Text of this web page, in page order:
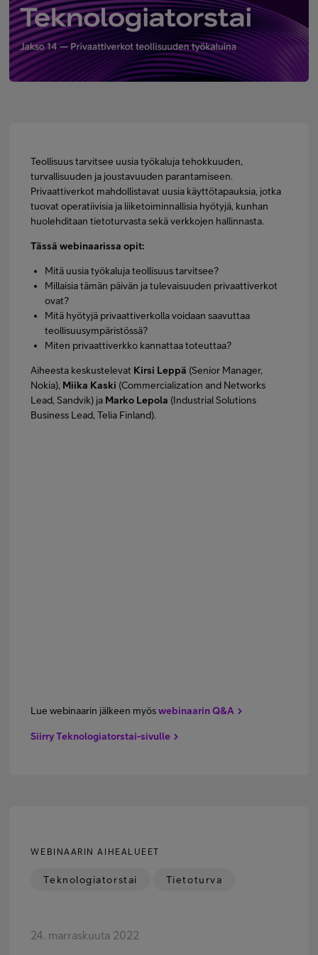
Minun Telia Yrityksille
Inspiroidu
Teollisuus tarvitsee uusia työkaluja tehokkuuden,
turvallisuuden ja joustavuuden parantamiseen.
Privaattiverkot mahdollistavat uusia käyttötapauksia, jotka
tuovat operatiivisia ja liiketoiminnallisia hyötyjä, kunhan
huolehditaan tietoturvasta sekä verkkojen hallinnasta.
Tässä webinaarissa opit:
Mitä uusia työkaluja teollisuus tarvitsee?
Millaisia tämän päivän ja tulevaisuuden privaattiverkot
ovat?
Mitä hyötyjä privaattiverkolla voidaan saavuttaa
teollisuusympäristössä?
Miten privaattiverkko kannattaa toteuttaa?
Aiheesta keskustelevat Kirsi Leppä (Senior Manager,
Nokia), Miika Kaski (Commercialization and Networks
Lead, Sandvik) ja Marko Lepola (Industrial Solutions
Business Lead, Telia Finland).
Lue webinaarin jälkeen myöswebinaarin Q&A
Siirry Teknologiatorstai-sivulle
WEBINAARIN AIHEALUEET
Teknologiatorstai Tietoturva
24. marraskuuta 2022